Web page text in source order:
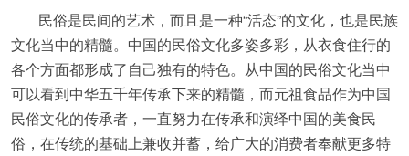
民俗是民间的艺术，而且是一种“活态”的文化，也是民族
文化当中的精髓。中国的民俗文化多姿多彩，从衣食住行的
各个方面都形成了自己独有的特色。从中国的民俗文化当中
可以看到中华五千年传承下来的精髓，而元祖食品作为中国
民俗文化的传承者，一直努力在传承和演绎中国的美食民
俗，在传统的基础上兼收并蓄，给广大的消费者奉献更多特